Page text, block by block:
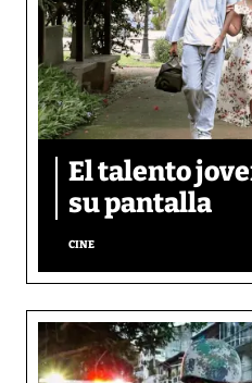
El talento
su pantalla​
CINE